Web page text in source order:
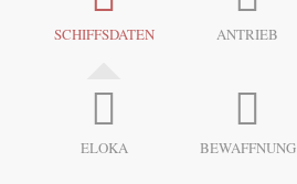
SCHIFFSDATEN ANTRIEB
ELOKA BEWAFFNUNG